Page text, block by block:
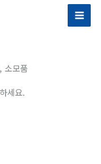
소모품
세요.